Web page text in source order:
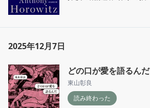
2025年12月7日
どの口が愛を語るんだ
東山彰良
読み終わった